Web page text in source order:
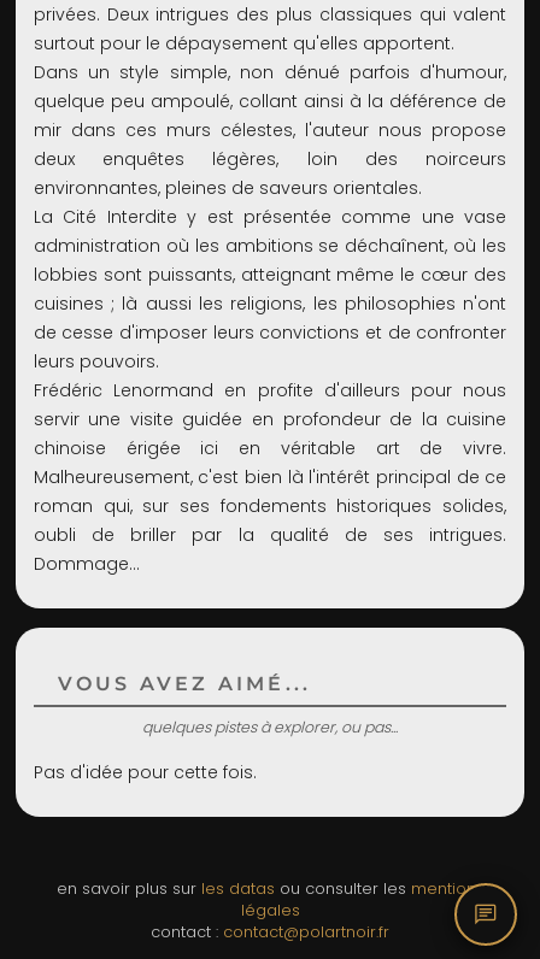
privées. Deux intrigues des plus classiques qui valent
surtout pour le dépaysement qu'elles apportent.
Dans un style simple, non dénué parfois d'humour,
quelque peu ampoulé, collant ainsi à la déférence de
mir dans ces murs célestes, l'auteur nous propose
deux enquêtes légères, loin des noirceurs
environnantes, pleines de saveurs orientales.
La Cité Interdite y est présentée comme une vase
administration où les ambitions se déchaînent, où les
lobbies sont puissants, atteignant même le cœur des
cuisines ; là aussi les religions, les philosophies n'ont
de cesse d'imposer leurs convictions et de confronter
leurs pouvoirs.
Frédéric Lenormand en profite d'ailleurs pour nous
servir une visite guidée en profondeur de la cuisine
chinoise érigée ici en véritable art de vivre.
Malheureusement, c'est bien là l'intérêt principal de ce
roman qui, sur ses fondements historiques solides,
oubli de briller par la qualité de ses intrigues.
Dommage...
VOUS AVEZ AIMÉ...
quelques pistes à explorer, ou pas...
Pas d'idée pour cette fois.
chat
en savoir plus sur les datas ou consulter les mentions
légales
contact : contact@polartnoir.fr